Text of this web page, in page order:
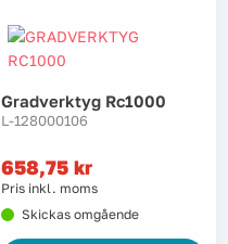
Gradverktyg Rc1000
L-128000106
658,75 kr
Pris inkl. moms
Skickas omgående